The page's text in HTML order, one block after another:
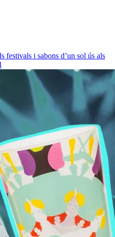
festivals i sabons d’un sol ús als